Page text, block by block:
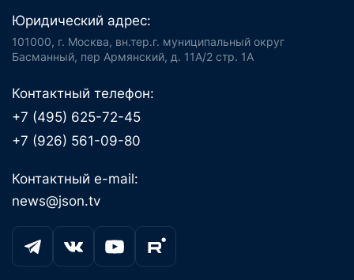
Юридический адрес:
101000, г. Москва, вн.тер.г. муниципальный округ
Басманный, пер Армянский, д. 11А/2 стр. 1А
Контактный телефон:
+7 (495) 625-72-45
+7 (926) 561-09-80
Контактный e-mail:
news@json.tv